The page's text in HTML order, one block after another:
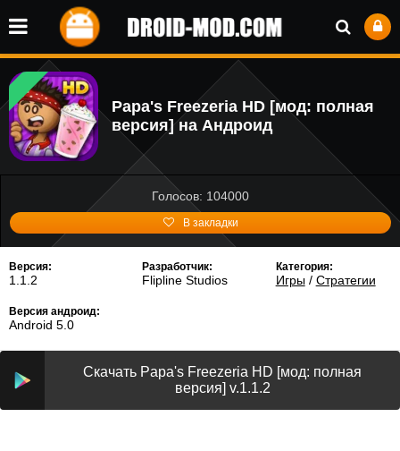
Papa's Freezeria HD [мод: полная
версия] на Андроид
Голосов: 104000
В закладки
Версия:
1.1.2
Разработчик:
Flipline Studios
Категория:
Игры/ Стратегии
Версия андроид:
Android 5.0
Скачать Papa's Freezeria HD [мод: полная
версия] v.1.1.2